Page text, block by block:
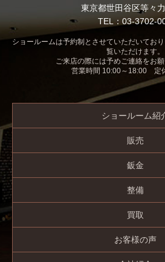
東京都世田谷区等々
TEL：03-3702-
ショールームは予約制とさせていただいてお
覧いただけます。
ご来店の際には予めご連絡をお願
営業時間 10:00～18:00 定
ショールーム紹
販売
鈑金
整備
買取
お客様の声